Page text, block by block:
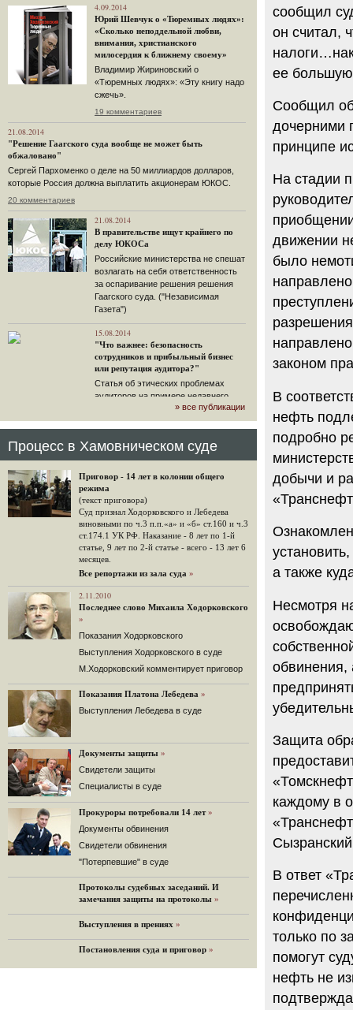
4.09.2014
Юрий Шевчук о «Тюремных людях»:
«Сколько неподдельной любви,
внимания, христианского
милосердия к ближнему своему»
Владимир Жириновский о
«Тюремных людях»: «Эту книгу надо
сжечь».
19 комментариев
21.08.2014
"Решение Гаагского суда вообще не может быть
обжаловано"
Сергей Пархоменко о деле на 50 миллиардов долларов,
которые Россия должна выплатить акционерам ЮКОС.
20 комментариев
21.08.2014
В правительстве ищут крайнего по
делу ЮКОСа
Российские министерства не спешат
возлагать на себя ответственность
за оспаривание решения решения
Гаагского суда. ("Независимая
Газета")
15.08.2014
"Что важнее: безопасность
сотрудников и прибыльный бизнес
или репутация аудитора?"
Статья об этических проблемах
аудиторов на примере недавнего
громкого арбитражного решения по
ЮКОСу. (navalny.com)
15.08.2014
конфискационным санкциям со
стороны государства, оказались под
защитой арбитражного суда"
Швейцарская газета "Neue Zuercher
Zeitung" о гаагском судебном
решении.
48 комментариев
Не исключил
Владимир Путин допускает, что Россия может выйти из-
под юрисдикции ЕСПЧ.
88 комментариев
14.08.2014
Нарулил
Игорь Сечин просит о помощи.
Ссылаясь на санкции, глава
«Роснефти» хочет выбить из фонда
12.08.2014
Граждане не хотят платить по счетам ЮКОСа
Решение Гаагского суда о компенсации $50 млрд
поддержали 12%.
129 комментариев
Вечер у Ходорковских. Вспоминает Иван Стариков.
11.08.2014
«Удивительно сильная, мощная и
достойная только преклонения
» все публикации
Процесс в Хамовническом суде
Приговор - 14 лет в колонии общего
режима
(текст приговора)
Суд признал Ходорковского и Лебедева
виновными по ч.3 п.п.«а» и «б» ст.160 и ч.3
ст.174.1 УК РФ. Наказание - 8 лет по 1-й
статье, 9 лет по 2-й статье - всего - 13 лет 6
месяцев.
Все репортажи из зала суда »
2.11.2010
Последнее слово Михаила Ходорковского
»
Показания Ходорковского
Выступления Ходорковского в суде
М.Ходорковский комментирует приговор
Показания Платона Лебедева »
Выступления Лебедева в суде
Документы защиты »
Cвидетели защиты
Cпециалисты в суде
Прокуроры потребовали 14 лет »
Документы обвинения
Свидетели обвинения
"Потерпевшие" в суде
Протоколы судебных заседаний. И
замечания защиты на протоколы »
Выступления в прениях »
Постановления суда и приговор »
сообщил
он считал,
ее большую
Сообщил об
дочерними
принципе
На стадии
движении
было
законом
В
нефть
подробно
добычи и
а также
Несмотря
обвинения,
Защита
каждому в
В ответ
только по
помогут
нефть не